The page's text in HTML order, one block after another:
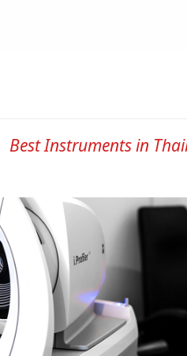
Best Instruments in